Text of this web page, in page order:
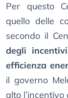
Per questo
quello delle
secondo il
degli
efficienza
il governo
alto l’incentivo